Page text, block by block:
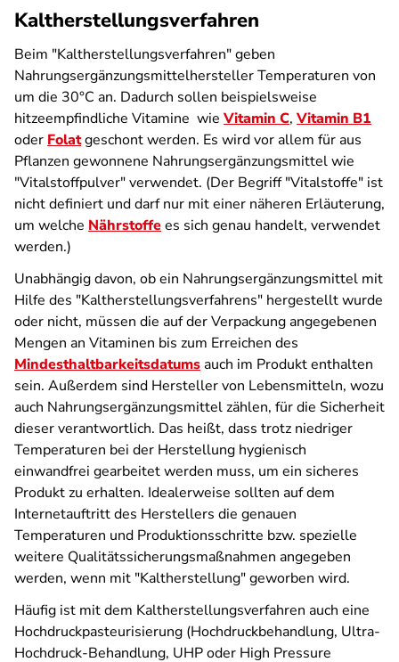
Kaltherstellungsverfahren
Beim "Kaltherstellungsverfahren" geben
Nahrungsergänzungsmittelhersteller Temperaturen von
um die 30°C an. Dadurch sollen beispielsweise
hitzeempfindliche Vitamine wie Vitamin C, Vitamin B1
oder Folatgeschont werden. Es wird vor allem für aus
Pflanzen gewonnene Nahrungsergänzungsmittel wie
"Vitalstoffpulver" verwendet. (Der Begriff "Vitalstoffe" ist
nicht definiert und darf nur mit einer näheren Erläuterung,
um welche Nährstoffees sich genau handelt, verwendet
werden.)
Unabhängig davon, ob ein Nahrungsergänzungsmittel mit
Hilfe des "Kaltherstellungsverfahrens" hergestellt wurde
oder nicht, müssen die auf der Verpackung angegebenen
Mengen an Vitaminen bis zum Erreichen des
Mindesthaltbarkeitsdatumsauch im Produkt enthalten
sein. Außerdem sind Hersteller von Lebensmitteln, wozu
auch Nahrungsergänzungsmittel zählen, für die Sicherheit
dieser verantwortlich. Das heißt, dass trotz niedriger
Temperaturen bei der Herstellung hygienisch
einwandfrei gearbeitet werden muss, um ein sicheres
Produkt zu erhalten. Idealerweise sollten auf dem
Internetauftritt des Herstellers die genauen
Temperaturen und Produktionsschritte bzw. spezielle
weitere Qualitätssicherungsmaßnahmen angegeben
werden, wenn mit "Kaltherstellung" geworben wird.
Häufig ist mit dem Kaltherstellungsverfahren auch eine
Hochdruckpasteurisierung (Hochdruckbehandlung, Ultra-
Hochdruck-Behandlung, UHP oder High Pressure